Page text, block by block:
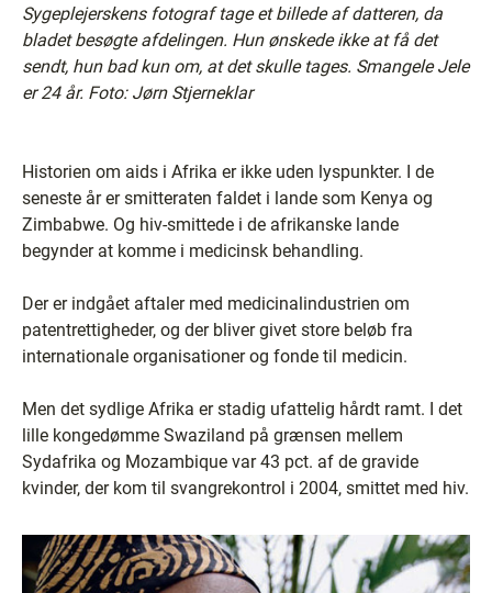
Sygeplejerskens fotograf tage et billede af datteren, da
bladet besøgte afdelingen. Hun ønskede ikke at få det
sendt, hun bad kun om, at det skulle tages. Smangele Jele
er 24 år. Foto: Jørn Stjerneklar
Historien om aids i Afrika er ikke uden lyspunkter. I de
seneste år er smitteraten faldet i lande som Kenya og
Zimbabwe. Og hiv-smittede i de afrikanske lande
begynder at komme i medicinsk behandling.
Der er indgået aftaler med medicinalindustrien om
patentrettigheder, og der bliver givet store beløb fra
internationale organisationer og fonde til medicin.
Men det sydlige Afrika er stadig ufattelig hårdt ramt. I det
lille kongedømme Swaziland på grænsen mellem
Sydafrika og Mozambique var 43 pct. af de gravide
kvinder, der kom til svangrekontrol i 2004, smittet med hiv.